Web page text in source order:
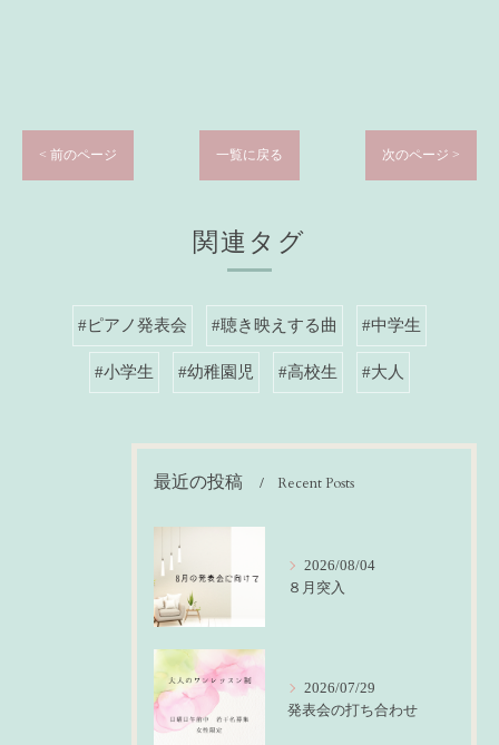
< 前のページ 一覧に戻る 次のページ >
関連タグ
#ピアノ発表会 #聴き映えする曲 #中学生
#小学生 #幼稚園児 #高校生 #大人
最近の投稿 Recent Posts
2026/08/04
８月突入
2026/07/29
発表会の打ち合わせ